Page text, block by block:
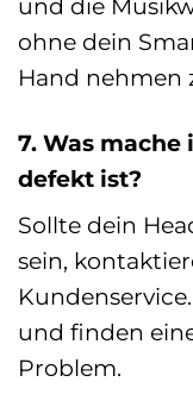
ohne dein
Hand nehmen
7. Was mache
defekt ist?
Sollte dein
sein,
und finden
Problem.